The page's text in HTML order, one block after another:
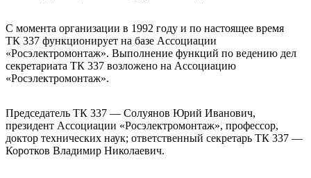
С момента организации в 1992 году и по настоящее время
ТК 337 функционирует на базе Ассоциации
«Росэлектромонтаж». Выполнение функций по ведению дел
секретариата ТК 337 возложено на Ассоциацию
«Росэлектромонтаж».
Председатель ТК 337 — Солуянов Юрий Иванович,
президент Ассоциации «Росэлектромонтаж», профессор,
доктор технических наук; ответственный секретарь ТК 337 —
Коротков Владимир Николаевич.